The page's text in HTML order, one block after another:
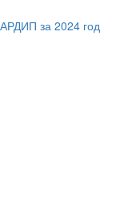
за 2024 год